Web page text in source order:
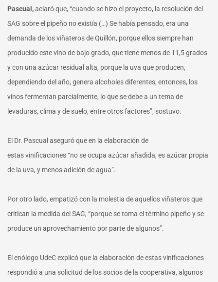
Pascual,aclaró que, “cuando se hizo el proyecto, la resolución del
SAG sobre el pipeño no existía (…) Se había pensado, era una
demanda de los viñateros de Quillón, porque ellos siempre han
producido este vino de bajo grado, que tiene menos de 11,5 grados
y con una azúcar residual alta, porque la uva que producen,
dependiendo del año, genera alcoholes diferentes, entonces, los
vinos fermentan parcialmente, lo que se debe a un tema de
levaduras, clima y de suelo, entre otros factores”, sostuvo.
El Dr. Pascual aseguró que en la elaboración de
estas vinificaciones “no se ocupa azúcar añadida, es azúcar propia
de la uva, y menos adición de agua”.
Por otro lado, empatizó con la molestia de aquellos viñateros que
critican la medida del SAG, “porque se toma el término pipeño y se
produce un aprovechamiento por parte de algunos”.
El enólogo UdeC explicó que la elaboración de estas vinificaciones
respondió a una solicitud de los socios de la cooperativa, algunos